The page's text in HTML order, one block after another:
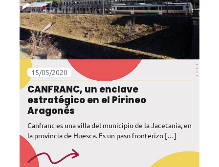
15/05/2020
CANFRANC, un enclave
estratégico en el Pirineo
Aragonés
Canfranc es una villa del municipio de la Jacetania, en
la provincia de Huesca. Es un paso fronterizo […]